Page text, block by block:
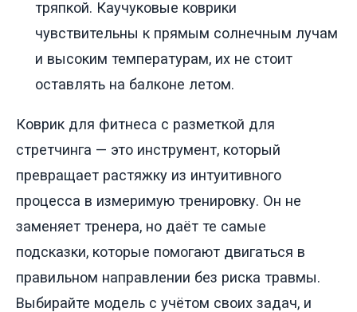
тряпкой. Каучуковые коврики
чувствительны к прямым солнечным лучам
и высоким температурам, их не стоит
оставлять на балконе летом.
Коврик для фитнеса с разметкой для
стретчинга — это инструмент, который
превращает растяжку из интуитивного
процесса в измеримую тренировку. Он не
заменяет тренера, но даёт те самые
подсказки, которые помогают двигаться в
правильном направлении без риска травмы.
Выбирайте модель с учётом своих задач, и